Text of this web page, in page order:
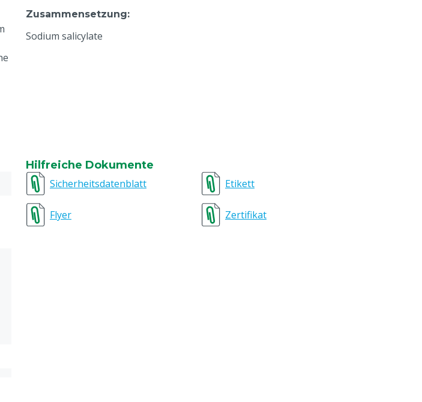
Zusammensetzung:
Sodium salicylate
Hilfreiche Dokumente
Sicherheitsdatenblatt
Etikett
Flyer Zertifikat